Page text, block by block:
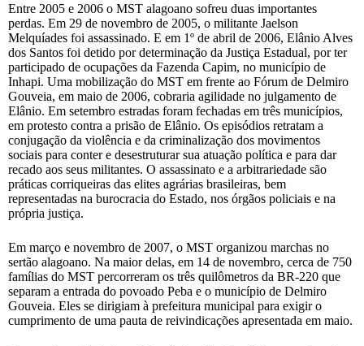
Entre 2005 e 2006 o MST alagoano sofreu duas importantes
perdas. Em 29 de novembro de 2005, o militante Jaelson
Melquíades foi assassinado. E em 1º de abril de 2006, Elânio Alves
dos Santos foi detido por determinação da Justiça Estadual, por ter
participado de ocupações da Fazenda Capim, no município de
Inhapi. Uma mobilização do MST em frente ao Fórum de Delmiro
Gouveia, em maio de 2006, cobraria agilidade no julgamento de
Elânio. Em setembro estradas foram fechadas em três municípios,
em protesto contra a prisão de Elânio. Os episódios retratam a
conjugação da violência e da criminalização dos movimentos
sociais para conter e desestruturar sua atuação política e para dar
recado aos seus militantes. O assassinato e a arbitrariedade são
práticas corriqueiras das elites agrárias brasileiras, bem
representadas na burocracia do Estado, nos órgãos policiais e na
própria justiça.
Em março e novembro de 2007, o MST organizou marchas no
sertão alagoano. Na maior delas, em 14 de novembro, cerca de 750
famílias do MST percorreram os três quilômetros da BR-220 que
separam a entrada do povoado Peba e o município de Delmiro
Gouveia. Eles se dirigiam à prefeitura municipal para exigir o
cumprimento de uma pauta de reivindicações apresentada em maio.